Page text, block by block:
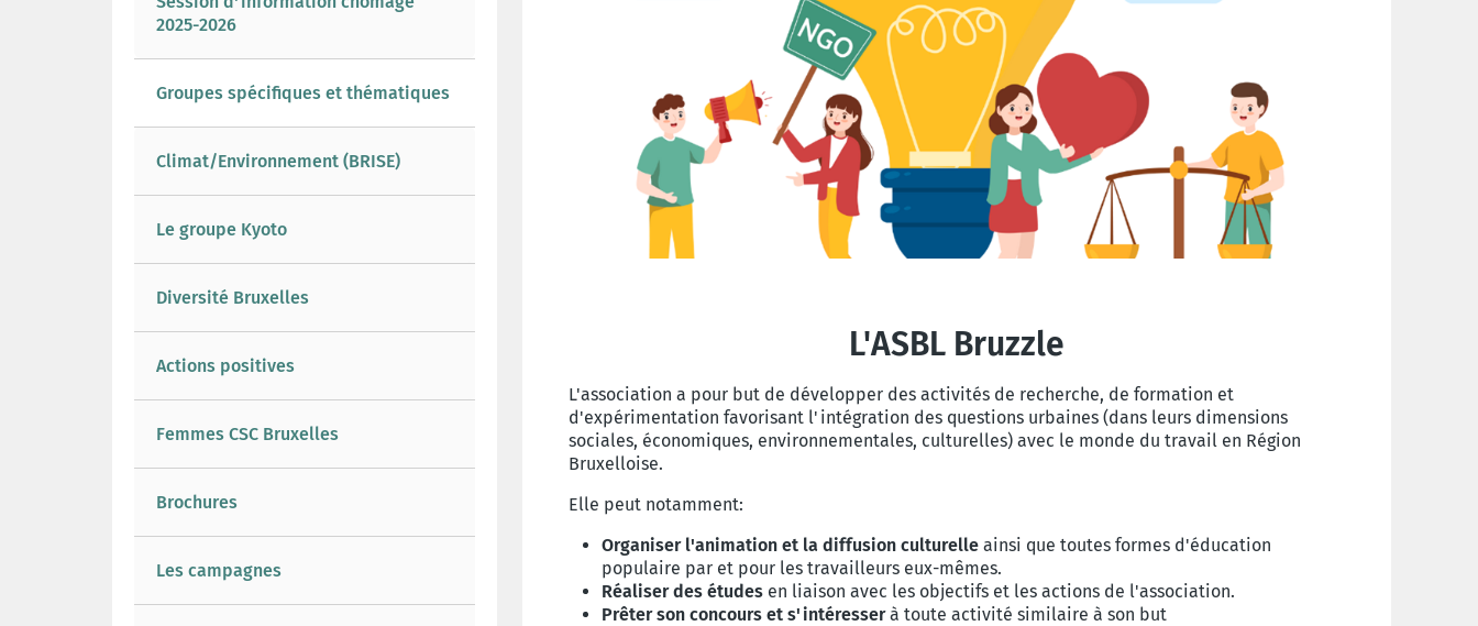
2025-2026
Groupes spécifiques et thématiques
Climat/Environnement (BRISE)
Le groupe Kyoto
Diversité Bruxelles
Actions positives
Femmes CSC Bruxelles
Brochures
Les campagnes
L'ASBL Bruzzle
L'association a pour but de développer des activités de recherche, de formation et
d'expérimentation favorisant l'intégration des questions urbaines (dans leurs dimensions
sociales, économiques, environnementales, culturelles) avec le monde du travail en Région
Bruxelloise.
Elle peut notamment:
Organiser l'animation et la diffusion culturelle ainsi que toutes formes d'éducation
populaire par et pour les travailleurs eux-mêmes.
Réaliser des études en liaison avec les objectifs et les actions de l'association.
Prêter son concours et s'intéresserà toute activité similaire à son but